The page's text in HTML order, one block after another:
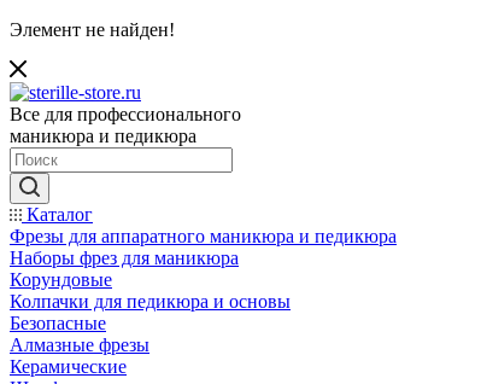
Элемент не найден!
Все для профессионального
маникюра и педикюра
Каталог
Фрезы для аппаратного маникюра и педикюра
Наборы фрез для маникюра
Корундовые
Колпачки для педикюра и основы
Безопасные
Алмазные фрезы
Керамические